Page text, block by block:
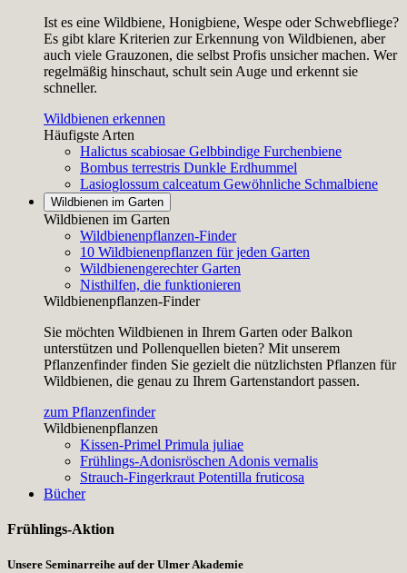
Ist es eine Wildbiene, Honigbiene, Wespe oder Schwebfliege?
Es gibt klare Kriterien zur Erkennung von Wildbienen, aber
auch viele Grauzonen, die selbst Profis unsicher machen. Wer
regelmäßig hinschaut, schult sein Auge und erkennt sie
schneller.
Wildbienen erkennen
Häufigste Arten
Halictus scabiosae Gelbbindige Furchenbiene
Bombus terrestris Dunkle Erdhummel
Lasioglossum calceatum Gewöhnliche Schmalbiene
Wildbienen im Garten
Wildbienen im Garten
Wildbienenpflanzen-Finder
10 Wildbienenpflanzen für jeden Garten
Wildbienengerechter Garten
Nisthilfen, die funktionieren
Wildbienenpflanzen-Finder
Sie möchten Wildbienen in Ihrem Garten oder Balkon
unterstützen und Pollenquellen bieten? Mit unserem
Pflanzenfinder finden Sie gezielt die nützlichsten Pflanzen für
Wildbienen, die genau zu Ihrem Gartenstandort passen.
zum Pflanzenfinder
Wildbienenpflanzen
Kissen-Primel Primula juliae
Frühlings-Adonisröschen Adonis vernalis
Strauch-Fingerkraut Potentilla fruticosa
Bücher
Frühlings-Aktion
Unsere Seminarreihe auf der Ulmer Akademie